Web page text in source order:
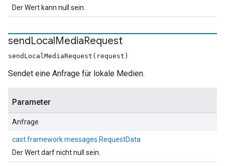
Der Wert kann null sein.
sendLocalMediaRequest
sendLocalMediaRequest(request)
Sendet eine Anfrage für lokale Medien.
Parameter
Anfrage
cast.framework.messages.RequestData
Der Wert darf nicht null sein.